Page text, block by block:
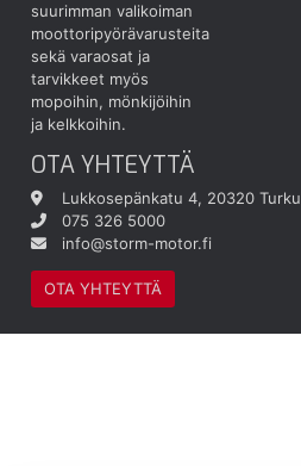
suurimman valikoiman
moottoripyörävarusteita
sekä varaosat ja
tarvikkeet myös
mopoihin, mönkijöihin
ja kelkkoihin.
OTA YHTEYTTÄ
Lukkosepänkatu 4, 20320 Turku
075 326 5000
info@storm-motor.fi
OTA YHTEYTTÄ